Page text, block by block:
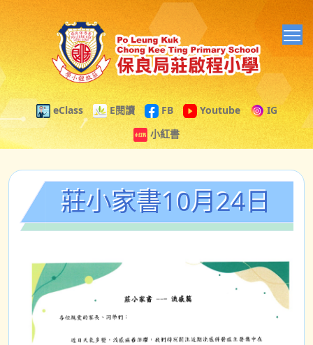
eClass E閱讀 FB Youtube
IG
小紅書
莊小家書10月24日